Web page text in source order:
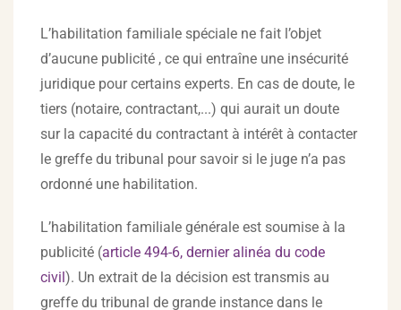
L’habilitation familiale spéciale ne fait l’objet
d’aucune publicité , ce qui entraîne une insécurité
juridique pour certains experts. En cas de doute, le
tiers (notaire, contractant,...) qui aurait un doute
sur la capacité du contractant à intérêt à contacter
le greffe du tribunal pour savoir si le juge n’a pas
ordonné une habilitation.
L’habilitation familiale générale est soumise à la
publicité (article 494-6, dernier alinéa du code
civil). Un extrait de la décision est transmis au
greffe du tribunal de grande instance dans le